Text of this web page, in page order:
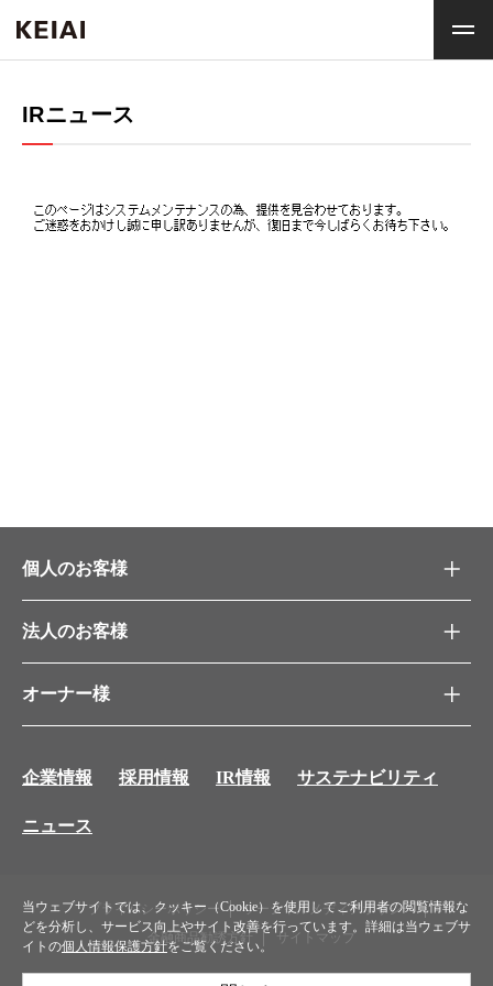
当ウェブサイトでは、クッキー（Cookie）を使用してご利用者の閲覧情報な
どを分析し、サービス向上やサイト改善を行っています。詳細は当ウェブサ
イトの個人情報保護方針をご覧ください。
IRニュース
個人のお客様
法人のお客様
オーナー様
企業情報 採用情報 IR情報 サステナビリティ
ニュース
プライバシーポリシー
ソーシャルメディアポリシー
金融商品勧誘方針
サイトマップ